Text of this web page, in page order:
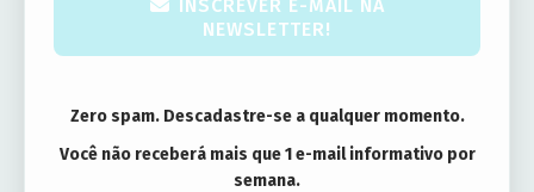
INSCREVER E-MAIL NA
NEWSLETTER!
Zero spam. Descadastre-se a qualquer momento.
Você não receberá mais que 1 e-mail informativo por
semana.